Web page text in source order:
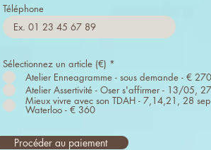
Téléphone
Sélectionnez un article (€) *
Atelier Enneagramme - sous demande - € 270
Atelier Assertivité - Oser s'affirmer - 13/
Mieux vivre avec son TDAH - 7,14,21, 28
Waterloo - € 360
Procéder au paiement